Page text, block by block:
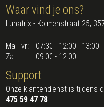
Waar vind je ons?
Lunatrix - Kolmenstraat 25,
Ma - vr:
07:30 - 12:00 | 13:00
Za:
09:00 - 12:00
Support
Onze klantendienst is tijdens
475 59 47 78.